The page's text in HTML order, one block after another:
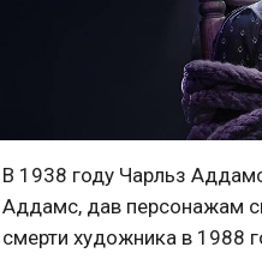
В 1938 году Чарльз
Аддамс, дав персонажам
смерти художника в 1988